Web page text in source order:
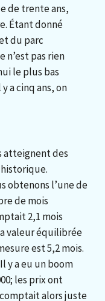
de trente ans,
Étant donné
du parc
n’est pas rien
le plus bas
a cinq ans, on
atteignent des
obtenons l’une de
de mois
2,1 mois
valeur équilibrée
est 5,2 mois.
y a eu un boom
les prix ont
comptait alors juste